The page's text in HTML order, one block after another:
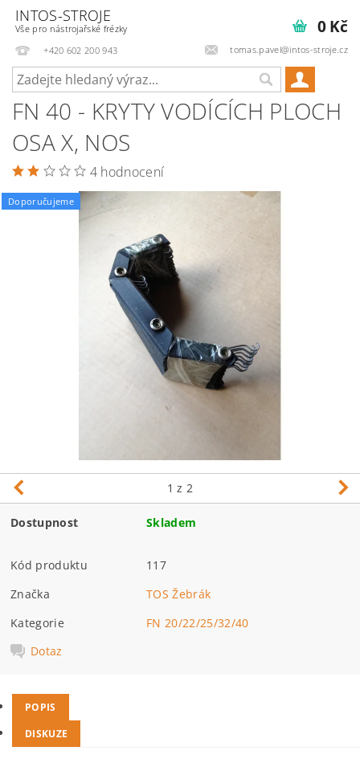
INTOS-STROJE
Vše pro nástrojařské frézky
+420 602 200 943
tomas.pavel@intos-stroje.cz
0 Kč
FN 40 - KRYTY VODÍCÍCH PLOCH
OSA X, NOS
4 hodnocení
Doporučujeme
1 z 2
Dostupnost Skladem
Kód produktu
117
Značka
TOS Žebrák
Kategorie
FN 20/22/25/32/40
Dotaz
POPIS
DISKUZE